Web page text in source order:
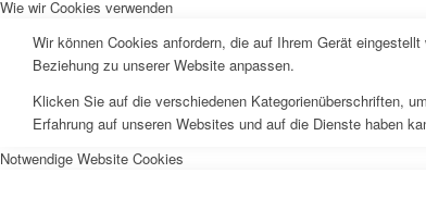
Wie wir Cookies verwenden
Wir können Cookies anfordern, die auf Ihrem Gerät
Beziehung zu unserer Website anpassen.
Klicken Sie auf die verschiedenen Kategorienüberschriften,
Erfahrung auf unseren Websites und auf die Dienste haben
Notwendige Website Cookies